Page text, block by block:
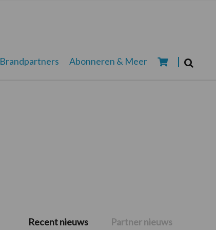
Brandpartners Abonneren & Meer
Primaire
Recent nieuws Partner nieuws